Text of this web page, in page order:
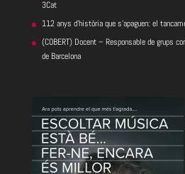
3Cat
112 anys d’història que s’apaguen: el
(COBERT) Docent – Responsable de grups
de Barcelona